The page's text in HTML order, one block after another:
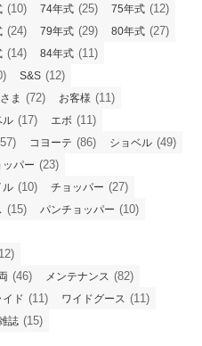
(10) 74年式 (25) 75年式 (12)
(24) 79年式 (29) 80年式 (27)
(14) 84年式 (11)
S&S (12)
ま (72) お客様 (11)
ル (17) エボ (11)
コヨーテ (86) ショベル (49)
パー (23)
ル (10) チョッパー (27)
(15) パンチョッパー (10)
(46) メンテナンス (82)
イド (11) ワイドグース (11)
誌 (15)